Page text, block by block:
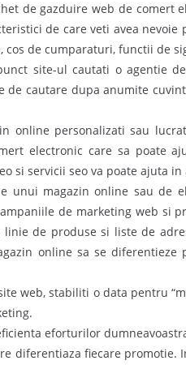
de gazduire web de comert
de care veti avea
cos de cumparaturi, functii de
site-ul cautati o agentie de
de cautare dupa anumite
online personalizati sau
electronic care sa poate
si servicii seo va poate ajuta in
unui magazin online sau de
de marketing web si
de produse si liste de
online sa se
web, stabiliti o data pentru
eforturilor
diferentiaza fiecare promotie.